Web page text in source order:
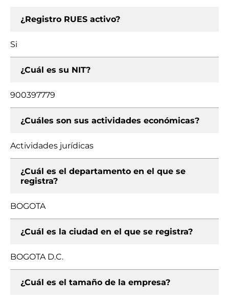
¿Registro RUES activo?
Si
¿Cuál es su NIT?
900397779
¿Cuáles son sus actividades económicas?
Actividades jurídicas
¿Cuál es el departamento en el que se
registra?
BOGOTA
¿Cuál es la ciudad en el que se registra?
BOGOTA D.C.
¿Cuál es el tamaño de la empresa?